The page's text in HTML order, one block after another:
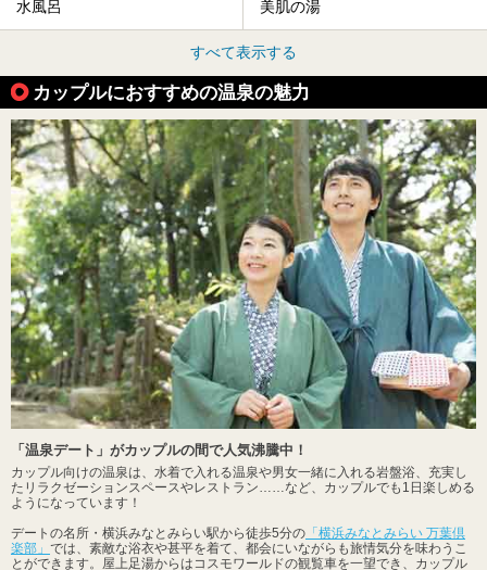
水風呂 美肌の湯
すべて表示する
カップルにおすすめの温泉の魅力
「温泉デート」がカップルの間で人気沸騰中！
カップル向けの温泉は、水着で入れる温泉や男女一緒に入れる岩盤浴、充実し
たリラクゼーションスペースやレストラン……など、カップルでも1日楽しめる
ようになっています！
デートの名所・横浜みなとみらい駅から徒歩5分の 「横浜みなとみらい 万葉倶
楽部」 では、素敵な浴衣や甚平を着て、都会にいながらも旅情気分を味わうこ
とができます。屋上足湯からはコスモワールドの観覧車を一望でき、カップル